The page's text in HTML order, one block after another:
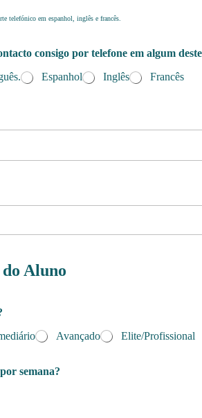
telefónico em espanhol, inglês e francês.
consigo por telefone em algum
Espanhol Inglês Francês
Aluno
Avançado Elite/Profissional
semana?